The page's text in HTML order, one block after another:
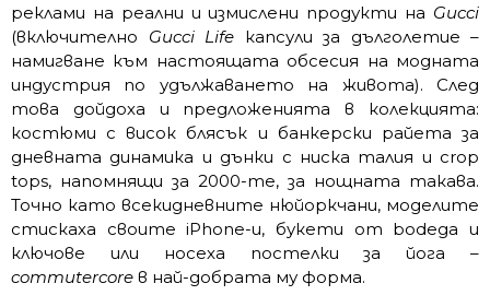
реклами на реални и измислени продукти на Gucci
(включително Gucci Life капсули за дълголетие –
намигване към настоящата обсесия на модната
индустрия по удължаването на живота). След
това дойдоха и предложенията в колекцията:
костюми с висок блясък и банкерски райета за
дневната динамика и дънки с ниска талия и crop
tops, напомнящи за 2000-те, за нощната такава.
Точно като всекидневните нюйоркчани, моделите
стискаха своите iPhone-и, букети от bodega и
ключове или носеха постелки за йога –
commutercore в най-добрата му форма.